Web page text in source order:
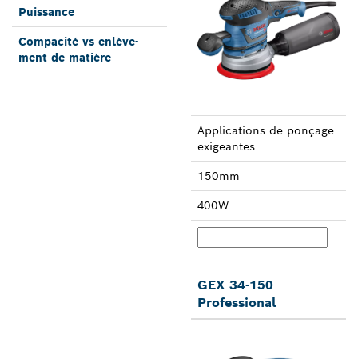
Puis­sance
Compa­cité vs enlève­
ment de matière
Applica­tions de ponçage
exi­geantes
150mm
400W
GEX 34-150
Professional